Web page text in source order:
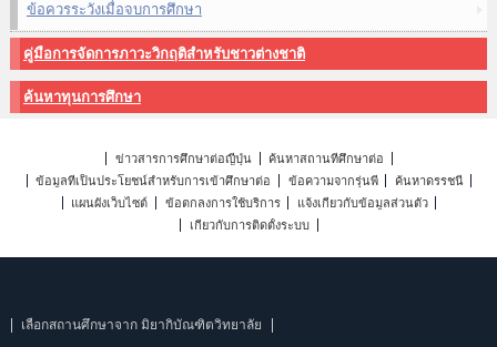
ข้อควรระวังเมื่อจบการศึกษา
คู่มือการจัดการภาวะวิกฤติสำหรับชาวต่างชาติ
ค้นหาทุนการศึกษา
ข่าวสารการศึกษาต่อญี่ปุ่น
ค้นหาสถานที่ศึกษาต่อ
ข้อมูลที่เป็นประโยชน์สำหรับการเข้าศึกษาต่อ
ข้อความจากรุ่นพี่
ค้นหาดรรชนี
แผนผังเว็บไซต์
ข้อตกลงการใช้บริการ
แจ้งเกี่ยวกับข้อมูลส่วนตัว
เกี่ยวกับการติดตั้งระบบ
เลือกสถานศึกษาจาก มิยากิบัณฑิตวิทยาลัย